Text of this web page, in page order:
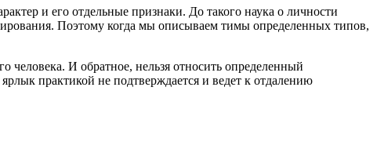
и его отдельные признаки. До такого наука о личности
Поэтому когда мы описываем тимы определенных типов,
человека. И обратное, нельзя относить определенный
практикой не подтверждается и ведет к отдалению